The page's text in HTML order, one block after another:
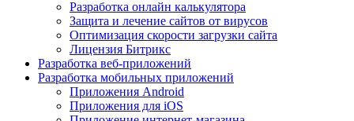
Разработка онлайн калькулятора
Защита и лечение сайтов от вирусов
Оптимизация скорости загрузки сайта
Лицензия Битрикс
Разработка веб-приложений
Разработка мобильных приложений
Приложения Android
Приложения для iOS